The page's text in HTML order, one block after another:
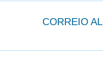
CORREIO